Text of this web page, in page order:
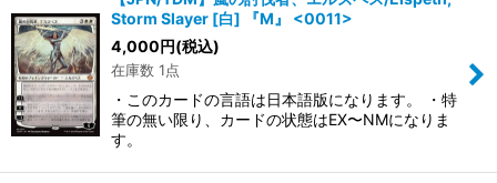
Storm Slayer [白] 『M』 <0011>
4,000円(税込)
在庫数 1点
・このカードの言語は日本語版になります。 ・特
筆の無い限り、カードの状態はEX〜NMになりま
す。